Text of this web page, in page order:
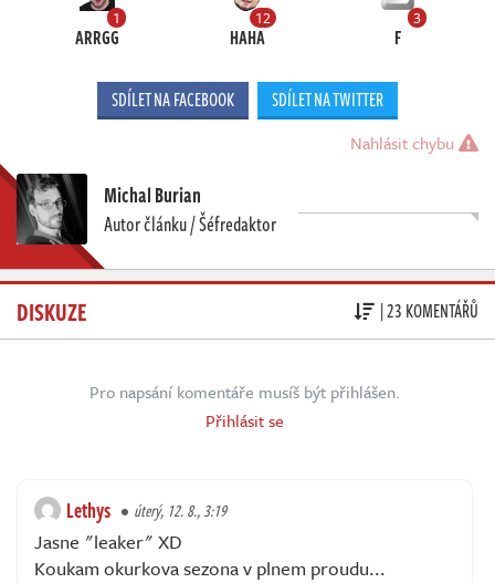
1
ARRGG
12
HAHA
3
F
SDÍLET NA FACEBOOK SDÍLET NA TWITTER
Nahlásit chybu
Michal Burian
Autor článku / Šéfredaktor
DISKUZE | 23 KOMENTÁŘŮ
Pro napsání komentáře musíš být přihlášen.
Přihlásit se
Lethys úterý, 12. 8., 3:19
Jasne "leaker" XD
Koukam okurkova sezona v plnem proudu...